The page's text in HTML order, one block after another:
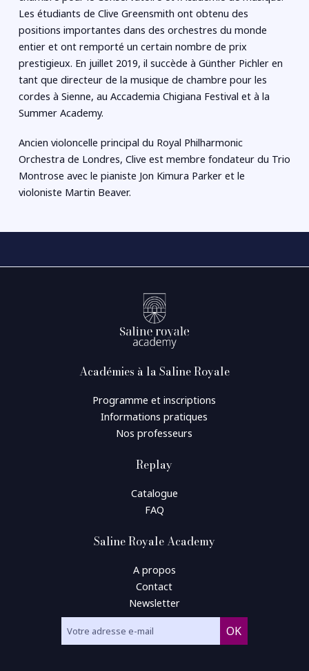
Les étudiants de Clive Greensmith ont obtenu des
positions importantes dans des orchestres du monde
entier et ont remporté un certain nombre de prix
prestigieux. En juillet 2019, il succède à Günther Pichler en
tant que directeur de la musique de chambre pour les
cordes à Sienne, au Accademia Chigiana Festival et à la
Summer Academy.
Ancien violoncelle principal du Royal Philharmonic
Orchestra de Londres, Clive est membre fondateur du Trio
Montrose avec le pianiste Jon Kimura Parker et le
violoniste Martin Beaver.
Académies à la Saline Royale
Programme et inscriptions
Informations pratiques
Nos professeurs
Replay
Catalogue
FAQ
Saline Royale Academy
A propos
Contact
Newsletter